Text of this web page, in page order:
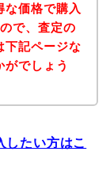
な価格で購入
で、査定の
下記ページな
がでしょう
たい方はこ